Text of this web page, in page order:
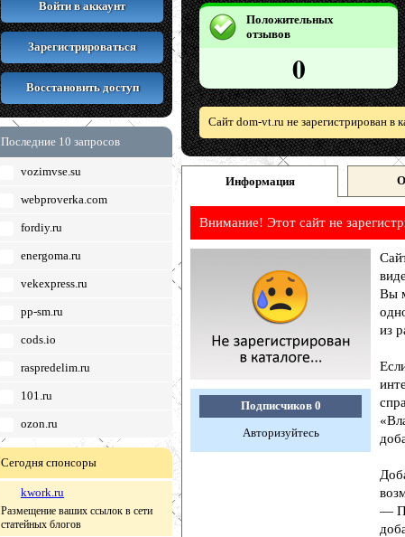
Войти в аккаунт
Зарегистрироваться
Восстановить доступ
Последние 10 запросов
vozimvse.su
webproverka.com
fordiy.ru
energoma.ru
vekexpress.ru
pp-sm.ru
cods.io
raspredelim.ru
101.ru
ozon.ru
Сегодня спонсоры
kwork.ru
Размещение ваших ссылок в сети
статейных блогов
Положительных
отзывов
0
Сайт dom-vt.ru не зарегистрирован в
Информация
Внимание! Этот сайт не
Подписчиков 0
Авторизуйтесь
Вы
из
—